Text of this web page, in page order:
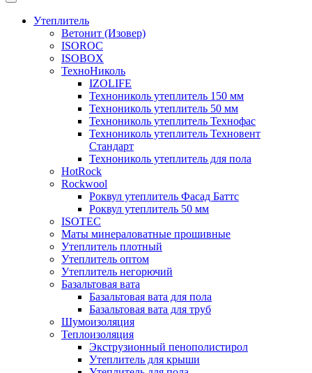
Утеплитель
Ветонит (Изовер)
ISOROC
ISOBOX
ТехноНиколь
IZOLIFE
Технониколь утеплитель 150 мм
Технониколь утеплитель 50 мм
Технониколь утеплитель Технофас
Технониколь утеплитель Техновент
Стандарт
Технониколь утеплитель для пола
HotRock
Rockwool
Роквул утеплитель Фасад Баттс
Роквул утеплитель 50 мм
ISOTEC
Маты минераловатные прошивные
Утеплитель плотный
Утеплитель оптом
Утеплитель негорючий
Базальтовая вата
Базальтовая вата для пола
Базальтовая вата для труб
Шумоизоляция
Теплоизоляция
Экструзионный пенополистирол
Утеплитель для крыши